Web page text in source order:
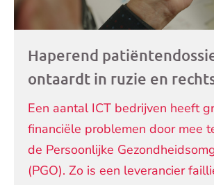
Haperend
ontaardt in ruzie en
Een aantal ICT bedrijven heeft
financiële problemen door mee
de Persoonlijke
(PGO). Zo is een leverancier